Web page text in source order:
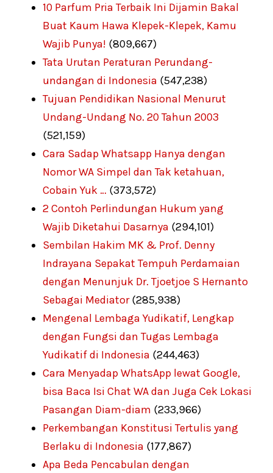
10 Parfum Pria Terbaik Ini Dijamin Bakal
Buat Kaum Hawa Klepek-Klepek, Kamu
Wajib Punya! (809,667)
Tata Urutan Peraturan Perundang-
undangan di Indonesia (547,238)
Tujuan Pendidikan Nasional Menurut
Undang-Undang No. 20 Tahun 2003
(521,159)
Cara Sadap Whatsapp Hanya dengan
Nomor WA Simpel dan Tak ketahuan,
Cobain Yuk … (373,572)
2 Contoh Perlindungan Hukum yang
Wajib Diketahui Dasarnya (294,101)
Sembilan Hakim MK & Prof. Denny
Indrayana Sepakat Tempuh Perdamaian
dengan Menunjuk Dr. Tjoetjoe S Hernanto
Sebagai Mediator (285,938)
Mengenal Lembaga Yudikatif, Lengkap
dengan Fungsi dan Tugas Lembaga
Yudikatif di Indonesia (244,463)
Cara Menyadap WhatsApp lewat Google,
bisa Baca Isi Chat WA dan Juga Cek Lokasi
Pasangan Diam-diam (233,966)
Perkembangan Konstitusi Tertulis yang
Berlaku di Indonesia (177,867)
Apa Beda Pencabulan dengan